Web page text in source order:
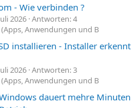
- Wie verbinden ?
2026 Antworten: 4
Anwendungen und B
installieren - Installer erkennt
2026 Antworten: 3
Anwendungen und B
dauert mehre Minuten